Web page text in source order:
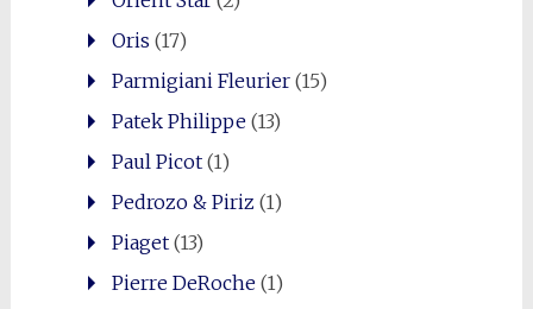
Oris (17)
Parmigiani Fleurier(15)
Patek Philippe(13)
Paul Picot(1)
Pedrozo & Piriz (1)
Piaget(13)
Pierre DeRoche(1)